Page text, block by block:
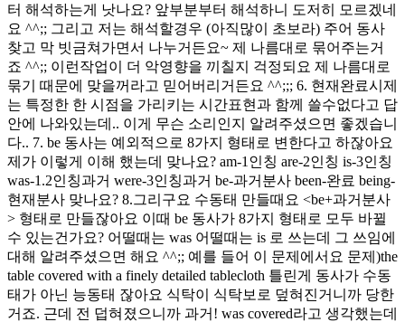
터 해석하는게 낫나요? 앞부분부터 해석하니 도저히 모르겠네
요 ^^;; 그리고 저는 해석할경우 (아직많이 초보라) 주어 동사
찾고 막 빗금쳐가면서 나누거든요~ 제 나름대로 묶어주는거
죠 ^^;; 이런작업이 더 악영향을 끼칠지 걱정되요 제 나름대로
묶기 때문에 맞을꺼라고 믿어버리거든요 ^^;;; 6. 현재완료시제
는 특정한 한 시점을 가리키는 시간표현과 함께 쓸수없다고 답
안에 나와있는데.. 이게 무슨 소리인지 알려주셨으면 좋겠습니
다.. 7. be 동사는 예외적으로 8가지 형태로 변한다고 하잖아요
제가 이렇게 이해 했는데 맞나요? am-1인칭 are-2인칭 is-3인칭
was-1.2인칭과거 were-3인칭과거 be-과거분사 been-완료 being-
현재분사 맞나요? 8.그리구요 수동태 만들때요 <be+과거분사
> 형태로 만들잖아요 이때 be 동사가 8가지 형태로 모두 바뀔
수 있는건가요? 어떨때는 was 어떨때는 is 로 쓰는데 그 쓰임에
대해 알려주셨으면 해요 ^^;; 예를 들어 이 문제에서요 문제)the
table covered with a finely detailed tablecloth 틀린게 동사가 수동
태가 아닌 능동태 잖아요 식탁이 식탁보로 덮혀진거니까 당한
거죠. 근데 전 덥혀졌으니까 과거! was covered라고 생각했는데